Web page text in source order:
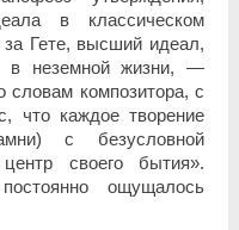
в классическом
Гете, высший идеал,
в неземной жизни, —
словам композитора, с
что каждое творение
с безусловной
своего бытия».
ощущалось